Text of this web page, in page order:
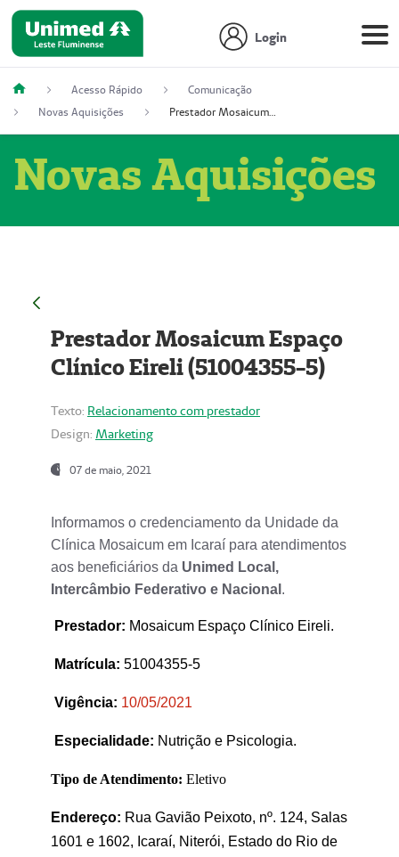
Login
Acesso Rápido
Comunicação
Novas Aquisições
Prestador Mosaicum Espaço Clínico Eireli (51004355-5)
Novas Aquisições
Prestador Mosaicum Espaço
Clínico Eireli (51004355-5)
Texto: Relacionamento com prestador
Design: Marketing
07 de maio, 2021
Informamos o credenciamento da Unidade da
Clínica Mosaicum em Icaraí para atendimentos
aos beneficiários da Unimed Local,
Intercâmbio Federativo e Nacional .
Prestador: Mosaicum Espaço Clínico Eireli.
Matrícula: 51004355-5
Vigência: 10/05/2021
Especialidade: Nutrição e Psicologia.
Tipo de Atendimento: Eletivo
Endereço: Rua Gavião Peixoto, nº. 124, Salas
1601 e 1602, Icaraí, Niterói, Estado do Rio de